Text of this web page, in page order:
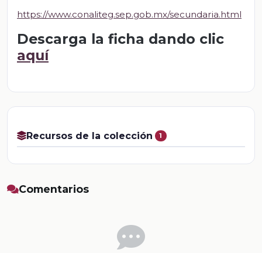
https://www.conaliteg.sep.gob.mx/secundaria.html
Descarga la ficha dando clic
aquí
Recursos de la colección 1
Comentarios